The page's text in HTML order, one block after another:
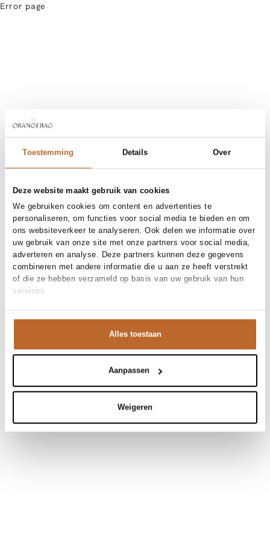
Toestemming Details Over
Deze website maakt gebruik van cookies
We gebruiken cookies om content en advertenties te
personaliseren, om functies voor social media te bieden en om
ons websiteverkeer te analyseren. Ook delen we informatie over
uw gebruik van onze site met onze partners voor social media,
adverteren en analyse. Deze partners kunnen deze gegevens
combineren met andere informatie die u aan ze heeft verstrekt
of die ze hebben verzameld op basis van uw gebruik van hun
services.
Alles toestaan
Aanpassen
Weigeren
Error page